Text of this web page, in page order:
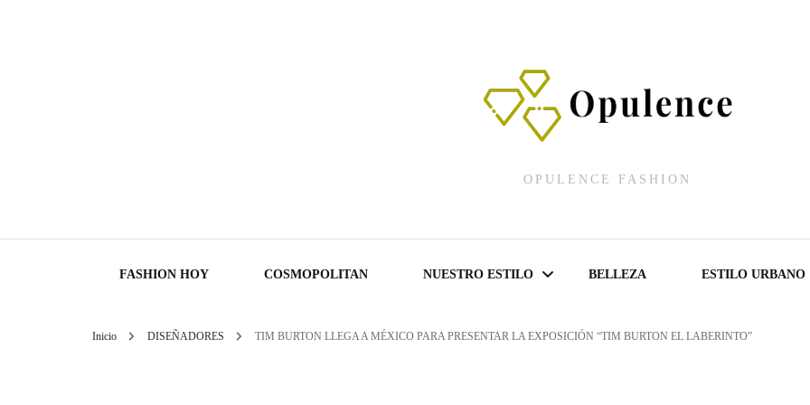
OPULENCE FASHION
FASHION HOY COSMOPOLITAN NUESTRO ESTILO BELLEZA ESTILO URBANO
Inicio DISEÑADORES TIM BURTON LLEGA A MÉXICO PARA PRESENTAR LA EXPOSICIÓN “TIM BURTON EL LABERINTO”